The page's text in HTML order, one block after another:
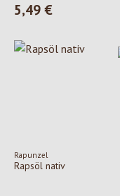
Regulärer Preis:
5,49 €
Rapunzel
Rapsöl nativ